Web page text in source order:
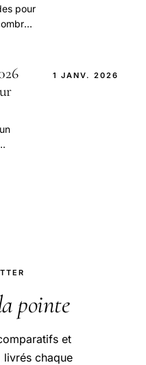
pour
1 JANV. 2026
pointe
et
livrés chaque